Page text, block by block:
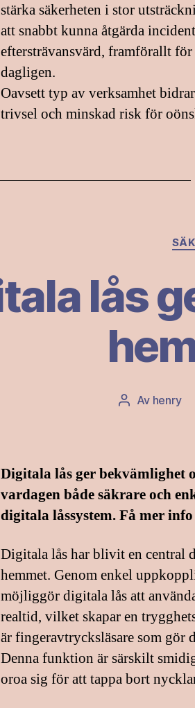
stärka säkerheten i stor
att snabbt kunna åtgärda
eftersträvansvärd, framförallt
dagligen.
Oavsett typ av verksamhet
trivsel och minskad risk för
lås
Av henry
Digitala lås ger bekvämlighet
vardagen både säkrare och
digitala låssystem. Få mer
Digitala lås har blivit en central
hemmet. Genom enkel
möjliggör digitala lås att
realtid, vilket skapar en
är fingeravtrycksläsare som gör
Denna funktion är särskilt
oroa sig för att tappa bort